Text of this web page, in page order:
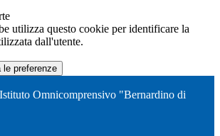
utilizza questo cookie per identificare la
dall'utente.
le preferenze
Istituto Omnicomprensivo "Bernardino di